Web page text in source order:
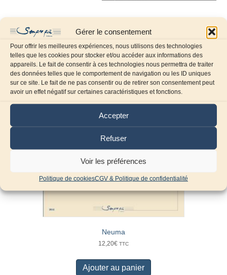
Gérer le consentement
Pour offrir les meilleures expériences, nous utilisons des technologies
telles que les cookies pour stocker et/ou accéder aux informations des
appareils. Le fait de consentir à ces technologies nous permettra de traiter
des données telles que le comportement de navigation ou les ID uniques
sur ce site. Le fait de ne pas consentir ou de retirer son consentement peut
avoir un effet négatif sur certaines caractéristiques et fonctions.
Accepter
Refuser
Voir les préférences
Politique de cookiesCGV & Politique de confidentialité
Neuma
12,20€ TTC
Ajouter au panier